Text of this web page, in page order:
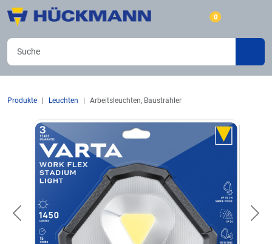
0
Produkte Leuchten Arbeitsleuchten, Baustrahler
Previous